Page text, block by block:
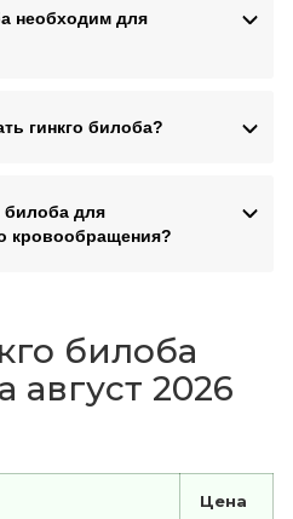
необходим для
гинкго билоба?
билоба для
кровообращения?
билоба
август 2026
Цена